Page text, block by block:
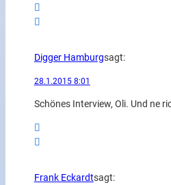
Digger Hamburgsagt:
28.1.2015 8:01
Schönes Interview, Oli. Und ne
Frank Eckardtsagt: